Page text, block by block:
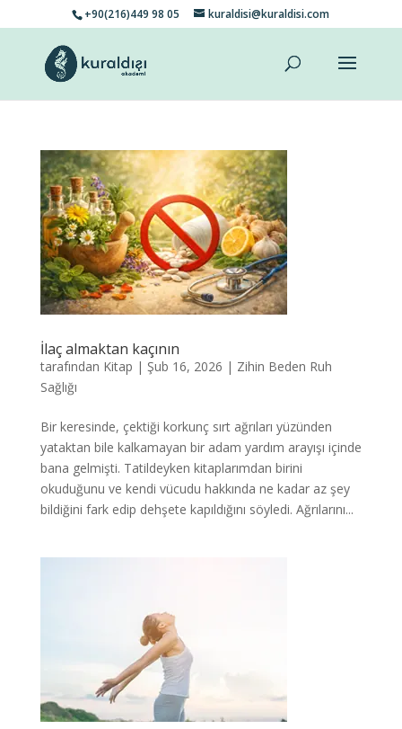
+90(216)449 98 05 kuraldisi@kuraldisi.com
İlaç almaktan kaçının
tarafından Kitap | Şub 16, 2026 | Zihin Beden Ruh
Sağlığı
Bir keresinde, çektiği korkunç sırt ağrıları yüzünden
yataktan bile kalkamayan bir adam yardım arayışı içinde
bana gelmişti. Tatildeyken kitaplarımdan birini
okuduğunu ve kendi vücudu hakkında ne kadar az şey
bildiğini fark edip dehşete kapıldığını söyledi. Ağrılarını...